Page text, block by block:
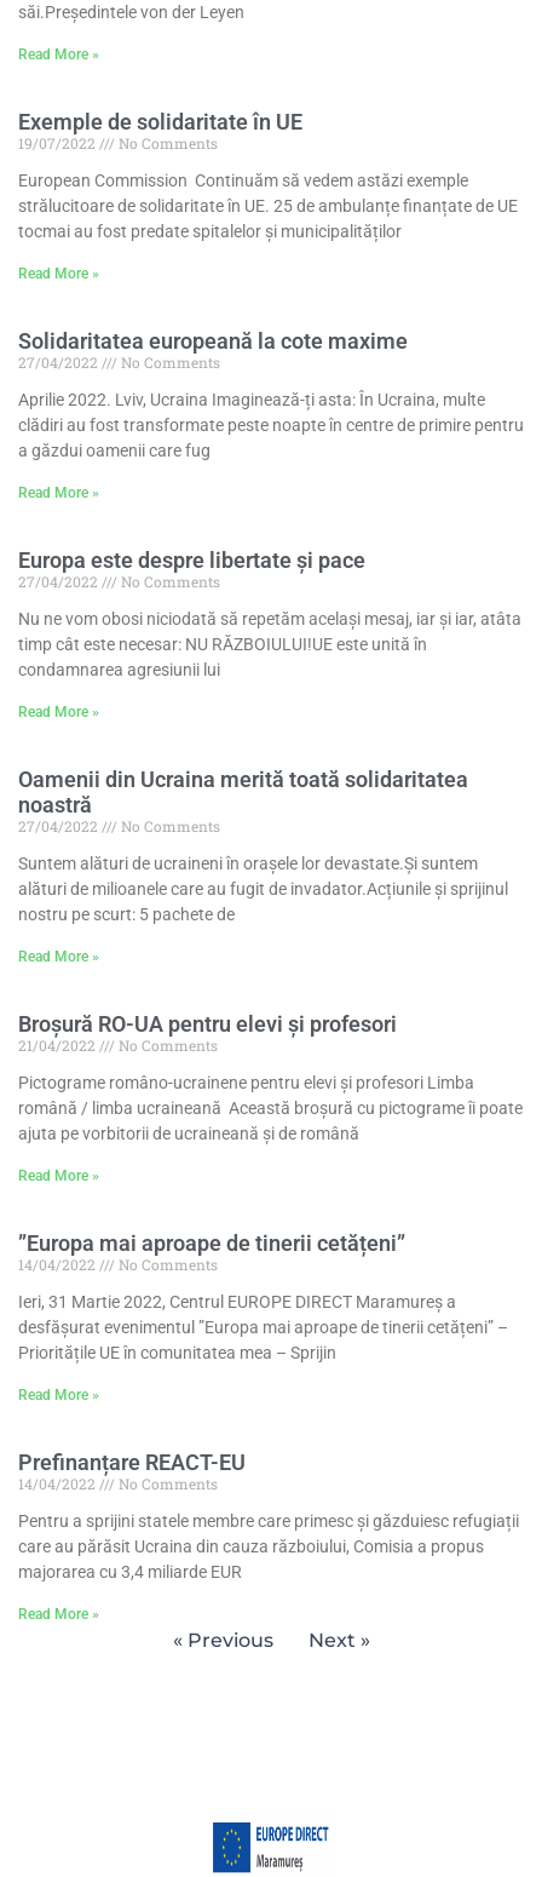
săi.Președintele von der Leyen
Read More »
Exemple de solidaritate în UE
19/07/2022
No Comments
European Commission Continuăm să vedem astăzi exemple
strălucitoare de solidaritate în UE. 25 de ambulanțe finanțate de UE
tocmai au fost predate spitalelor și municipalităților
Read More »
Solidaritatea europeană la cote maxime
27/04/2022
No Comments
Aprilie 2022. Lviv, Ucraina Imaginează-ți asta: În Ucraina, multe
clădiri au fost transformate peste noapte în centre de primire pentru
a găzdui oamenii care fug
Read More »
Europa este despre libertate și pace
27/04/2022
No Comments
Nu ne vom obosi niciodată să repetăm același mesaj, iar și iar, atâta
timp cât este necesar: NU RĂZBOIULUI!UE este unită în
condamnarea agresiunii lui
Read More »
Oamenii din Ucraina merită toată solidaritatea
noastră
27/04/2022
No Comments
Suntem alături de ucraineni în orașele lor devastate.Și suntem
alături de milioanele care au fugit de invadator.Acțiunile și sprijinul
nostru pe scurt: 5 pachete de
Read More »
Broșură RO-UA pentru elevi și profesori
21/04/2022
No Comments
Pictograme româno-ucrainene pentru elevi și profesori Limba
română / limba ucraineană Această broșură cu pictograme îi poate
ajuta pe vorbitorii de ucraineană și de română
Read More »
”Europa mai aproape de tinerii cetățeni”
14/04/2022
No Comments
Ieri, 31 Martie 2022, Centrul EUROPE DIRECT Maramureș a
desfășurat evenimentul ”Europa mai aproape de tinerii cetățeni” –
Prioritățile UE în comunitatea mea – Sprijin
Read More »
Prefinanțare REACT-EU
14/04/2022
No Comments
Pentru a sprijini statele membre care primesc și găzduiesc refugiații
care au părăsit Ucraina din cauza războiului, Comisia a propus
majorarea cu 3,4 miliarde EUR
Read More »
« Previous Next »